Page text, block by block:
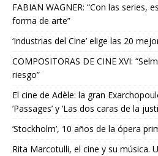
FABIAN WAGNER: “Con las series,
forma de arte”
‘Industrias del Cine’ elige las 20
COMPOSITORAS DE CINE XVI:
riesgo”
El cine de Adèle: la gran
’Passages’ y ’Las dos caras de la
‘Stockholm’, 10 años de la ópera
Rita Marcotulli, el cine y su música.